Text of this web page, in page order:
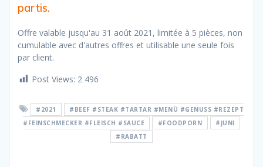
partis.
Offre valable jusqu'au 31 août 2021, limitée à 5 pièces, non
cumulable avec d'autres offres et utilisable une seule fois
par client.
Post Views: 2 496
#2021
#BEEF #STEAK #TARTAR #MENÜ #GENUSS #REZEPT
#FEINSCHMECKER #FLEISCH #SAUCE
#FOODPORN
#JUNI
#RABATT